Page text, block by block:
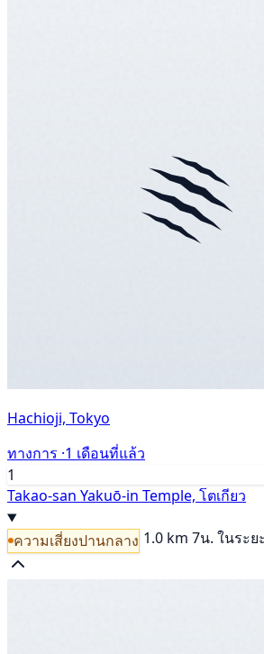
Hachioji, Tokyo
ทางการ ·1 เดือนที่แล้ว
1
Takao-san Yakuō-in Temple, โตเกียว
ความเสี่ยงปานกลาง 1.0 km 7น. ในระย